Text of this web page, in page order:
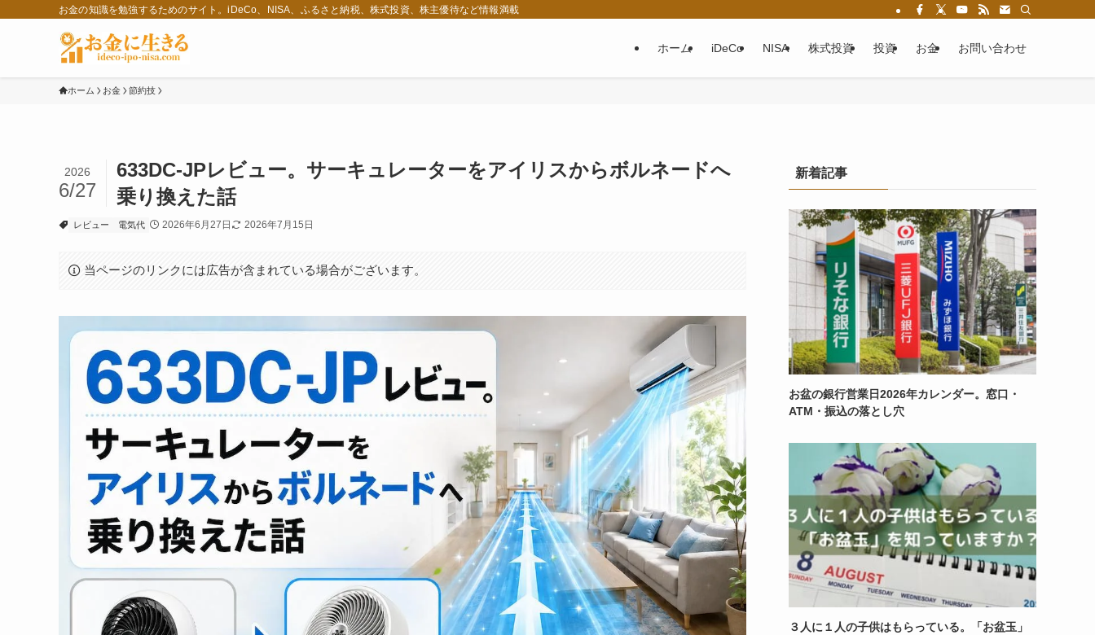
お金の知識を勉強するためのサイト。iDeCo、NISA、ふるさと納税、株式投資、株主優待など情報満載
ホーム iDeCo NISA 株式投資 投資 お金 お問い合わせ
ホーム お金 節約技
633DC-JPレビュー。サーキュレーターをアイリスからボルネードへ
乗り換えた話
2026
6/27
レビュー 電気代 2026年6月27日 2026年7月15日
当ページのリンクには広告が含まれている場合がございます。
新着記事
お盆の銀行営業日2026年カレンダー。窓口・
ATM・振込の落とし穴
３人に１人の子供はもらっている。「お盆玉」